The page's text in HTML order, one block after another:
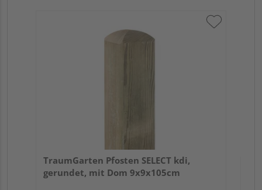
TraumGarten Pfosten SELECT kdi,
gerundet, mit Dom 9x9x105cm